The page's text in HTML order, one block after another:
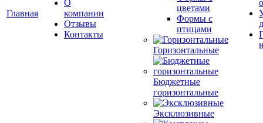
Главная
О
компании
Отзывы
Контакты
цветами
Формы с
птицами
Горизонтальные
Бюджетные
горизонтальные
Эксклюзивные